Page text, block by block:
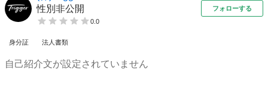
性別非公開
0.0
フォローする
身分証 法人書類
自己紹介文が設定されていません